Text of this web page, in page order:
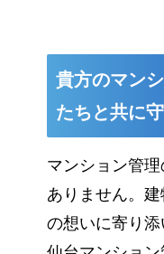
貴方のマン
たちと共に
マンション管
ありません。
の想いに寄り添